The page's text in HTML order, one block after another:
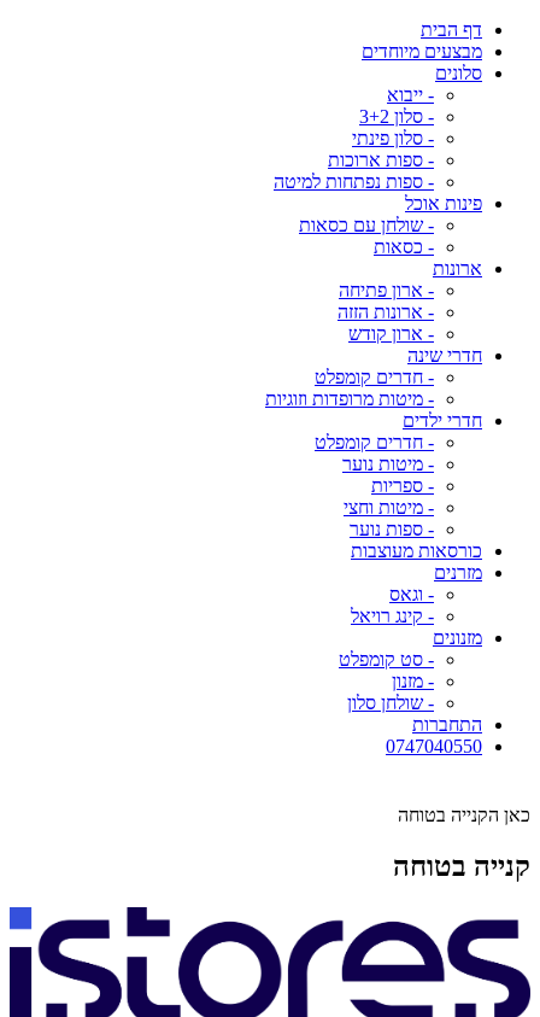
דף הבית
מבצעים מיוחדים
סלונים
- ייבוא
- סלון 3+2
- סלון פינתי
- ספות ארוכות
- ספות נפתחות למיטה
פינות אוכל
- שולחן עם כסאות
- כסאות
ארונות
- ארון פתיחה
- ארונות הזזה
- ארון קודש
חדרי שינה
- חדרים קומפלט
- מיטות מרופדות וזוגיות
חדרי ילדים
- חדרים קומפלט
- מיטות נוער
- ספריות
- מיטות וחצי
- ספות נוער
כורסאות מעוצבות
מזרנים
- וגאס
- קינג רויאל
מזנונים
- סט קומפלט
- מזנון
- שולחן סלון
התחברות
0747040550
כאן הקנייה בטוחה
קנייה בטוחה